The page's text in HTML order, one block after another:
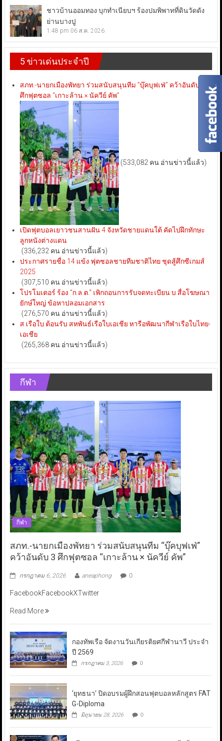
ชาวบ้านออมทอง บุกทำเนียบฯ ร้องปมพิพาทที่ดินวัดดัง
ย่านบางปู
1:48 pm 06 ส.ค. 2026
5 ข่าวเด่นประจำปี
สภท.-นายกเมืองพัทยา ร่วมสนับสนุนทีม “บุ๊คบุฟเฟ่” คว้าอันดับ 3
ศึกฟุตซอล “เกาะล้าน × นัควีย์ คัพ”
(533,082 คน อ่านข่าวนี้แล้ว)
เปิดฟุตบอลเยาวชนสานฝัน 4 จังหวัดชายแดนใต้ คัดไปฝึกทักษะ
ลูกหนังต่างแดน
(336,232 คน อ่านข่าวนี้แล้ว)
ประกาศรายชื่อ 14 แข้ง ฟุตซอลชายทีมชาติไทย ชุดสู้ศึกซีเกมส์
2025
(307,510 คน อ่านข่าวนี้แล้ว)
โปรโมเตอร์ ร้อง “ก.ล.ต.” เพิกถอนการรับจดทะเบียน บ.สื่อโฆษณา
ยักษ์ใหญ่ ข้อหาปลอมเอกสาร
(276,570 คน อ่านข่าวนี้แล้ว)
ส.เรือใบ ต้อนรับ สหพันธ์เรือใบเอเชีย หารือพัฒนากีฬาเรือใบไทย-
เอเชีย
(265,368 คน อ่านข่าวนี้แล้ว)
กีฬา
กีฬา
สภท.-นายกเมืองพัทยา ร่วมสนับสนุนทีม “บุ๊คบุฟเฟ่”
คว้าอันดับ 3 ศึกฟุตซอล “เกาะล้าน × นัควีย์ คัพ”
กรกฎาคม 6, 2026 aneaphong 0
FacebookFacebookXTwitter
Read More
กองทัพเรือ จัดงานวันเกียรติยศกีฬานาวี ประจำ
ปี 2569
กรกฎาคม 3, 2026 0
‘ยุทธนา’ ปิดอบรมผู้ฝึกสอนฟุตบอลหลักสูตร FAT
G-Diploma
มิถุนายน 28, 2026 0